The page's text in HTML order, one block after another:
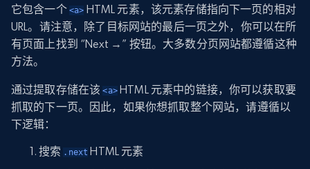
它包含一个 <a> HTML 元素，该元素存储指向下一页的相对
URL。请注意，除了目标网站的最后一页之外，你可以在所
有页面上找到 “Next →” 按钮。大多数分页网站都遵循这种
方法。
通过提取存储在该<a>HTML 元素中的链接，你可以获取要
抓取的下一页。因此，如果你想抓取整个网站，请遵循以
下逻辑：
搜索 .next HTML 元素